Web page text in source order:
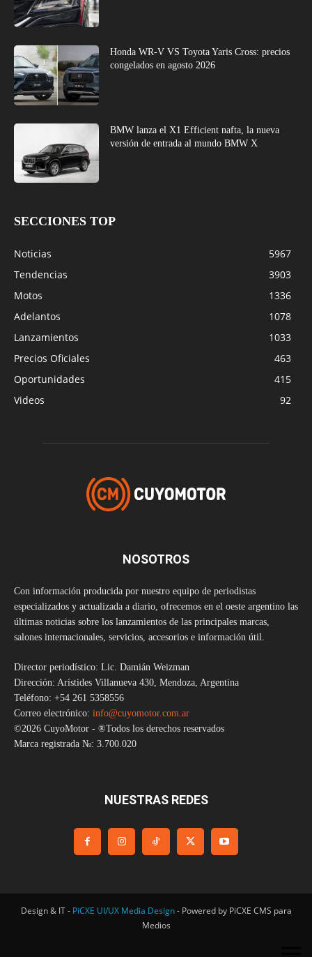
Honda WR-V VS Toyota Yaris Cross: precios
congelados en agosto 2026
BMW lanza el X1 Efficient nafta, la nueva
versión de entrada al mundo BMW X
SECCIONES TOP
Noticias
5967
Tendencias
3903
Motos
1336
Adelantos
1078
Lanzamientos
1033
Precios Oficiales
463
Oportunidades
415
Videos
92
NOSOTROS
Con información producida por nuestro equipo de periodistas
especializados y actualizada a diario, ofrecemos en el oeste argentino las
últimas noticias sobre los lanzamientos de las principales marcas,
salones internacionales, servicios, accesorios e información útil.
Director periodístico: Lic. Damián Weizman
Dirección: Arístides Villanueva 430, Mendoza, Argentina
Teléfono: +54 261 5358556
Correo electrónico: info@cuyomotor.com.ar
©2026 CuyoMotor - ®Todos los derechos reservados
Marca registrada №: 3.700.020
NUESTRAS REDES
Design & IT - PiCXE UI/UX Media Design- Powered by PiCXE CMS para
Medios